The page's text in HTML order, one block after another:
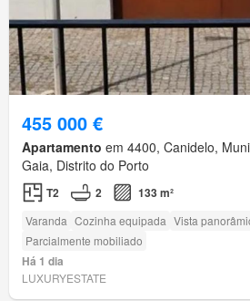
455 000 €
Apartamento em 4400, Canidelo,
Gaia, Distrito do Porto
T2 2 133 m²
Varanda Cozinha equipada Vista
Parcialmente mobiliado
Há 1 dia
LUXURYESTATE